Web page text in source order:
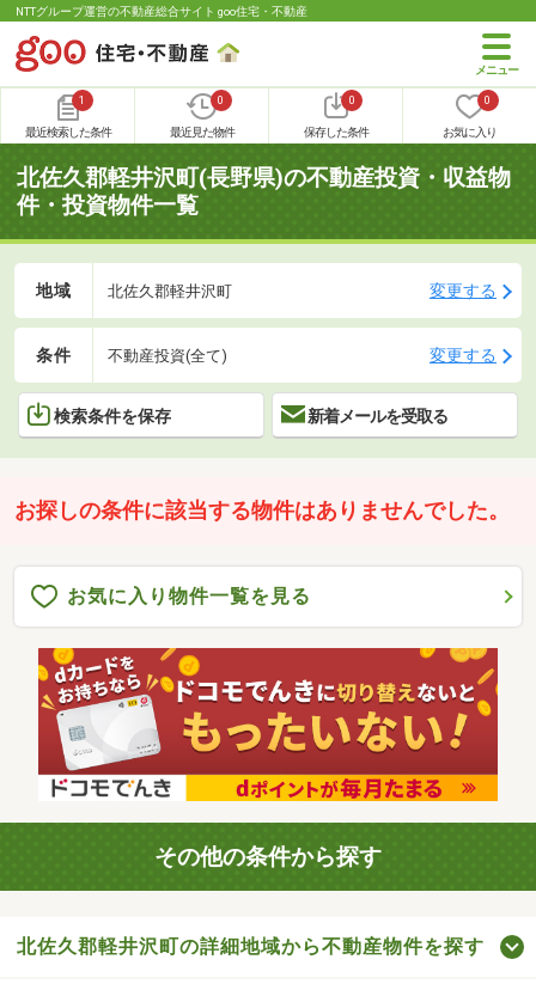
NTTグループ運営の不動産総合サイト goo住宅・不動産
1
最近検索した条件
0
最近見た物件
0
保存した条件
0
お気に入り
北佐久郡軽井沢町(長野県)の不動産投資・収益物
件・投資物件一覧
地域 北佐久郡軽井沢町 変更する
条件 不動産投資(全て) 変更する
検索条件を保存 新着メールを受取る
お探しの条件に該当する物件はありませんでした。
お気に入り物件一覧を見る
その他の条件から探す
北佐久郡軽井沢町の詳細地域から不動産物件を探す